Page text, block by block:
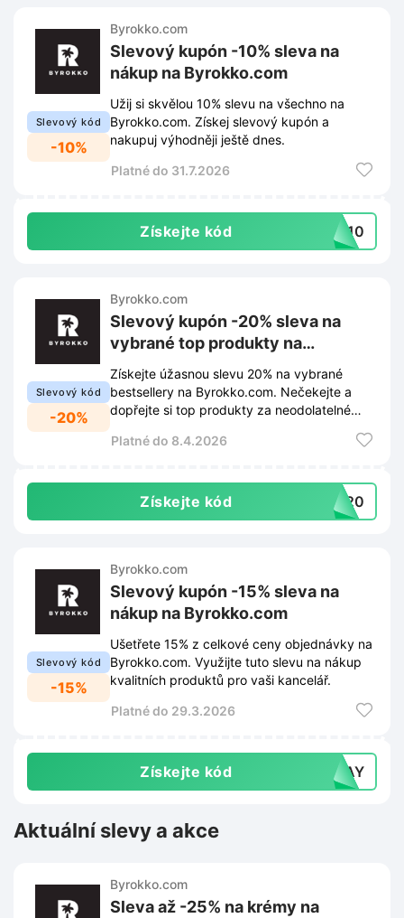
Slevový kód
-10%
Byrokko.com
Slevový kupón -10% sleva na
nákup na Byrokko.com
Užij si skvělou 10% slevu na všechno na
Byrokko.com. Získej slevový kupón a
nakupuj výhodněji ještě dnes.
Platné do 31.7.2026
Získejte kód KO10
Slevový kód
-20%
Byrokko.com
Slevový kupón -20% sleva na
vybrané top produkty na
Byrokko.com
Získejte úžasnou slevu 20% na vybrané
bestsellery na Byrokko.com. Nečekejte a
dopřejte si top produkty za neodolatelné
Platné do 8.4.2026
Získejte kód ER20
Slevový kód
-15%
Byrokko.com
Slevový kupón -15% sleva na
nákup na Byrokko.com
Ušetřete 15% z celkové ceny objednávky na
Byrokko.com. Využijte tuto slevu na nákup
kvalitních produktů pro vaši kancelář.
Platné do 29.3.2026
Získejte kód HDAY
Aktuální slevy a akce
Byrokko.com
Sleva až -25% na krémy na